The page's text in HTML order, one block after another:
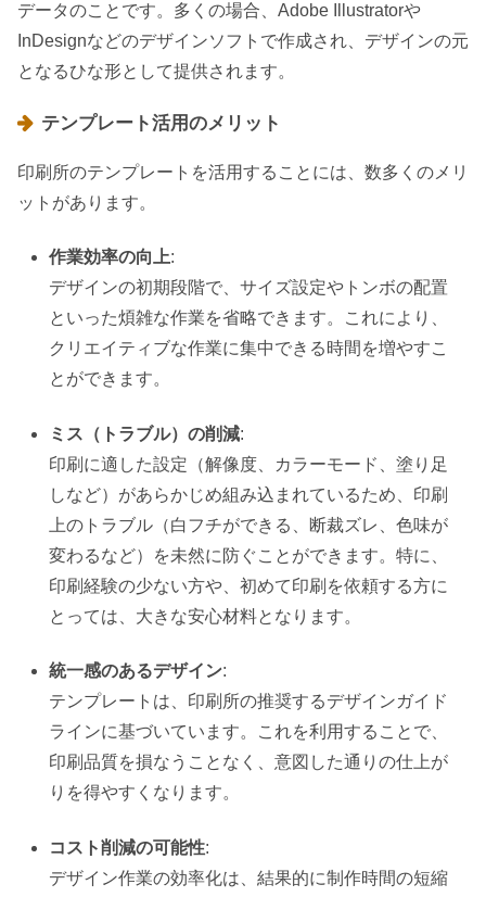
データのことです。多くの場合、Adobe Illustratorや
InDesignなどのデザインソフトで作成され、デザインの元
となるひな形として提供されます。
テンプレート活用のメリット
印刷所のテンプレートを活用することには、数多くのメリ
ットがあります。
作業効率の向上:
デザインの初期段階で、サイズ設定やトンボの配置
といった煩雑な作業を省略できます。これにより、
クリエイティブな作業に集中できる時間を増やすこ
とができます。
ミス（トラブル）の削減:
印刷に適した設定（解像度、カラーモード、塗り足
しなど）があらかじめ組み込まれているため、印刷
上のトラブル（白フチができる、断裁ズレ、色味が
変わるなど）を未然に防ぐことができます。特に、
印刷経験の少ない方や、初めて印刷を依頼する方に
とっては、大きな安心材料となります。
統一感のあるデザイン:
テンプレートは、印刷所の推奨するデザインガイド
ラインに基づいています。これを利用することで、
印刷品質を損なうことなく、意図した通りの仕上が
りを得やすくなります。
コスト削減の可能性:
デザイン作業の効率化は、結果的に制作時間の短縮